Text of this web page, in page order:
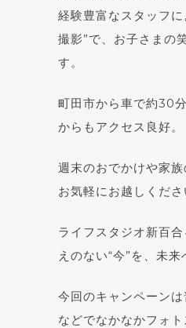
経験豊富なスタッフ
撮影”で、お子さまの
す。
町田市から車で約30
からもアクセス良好。
週末のおでかけや家
お気軽にお越しくださ
ライフスタジオ新百
えのない“今”を、未
今回のキャンペーン
などでなかなかフォ